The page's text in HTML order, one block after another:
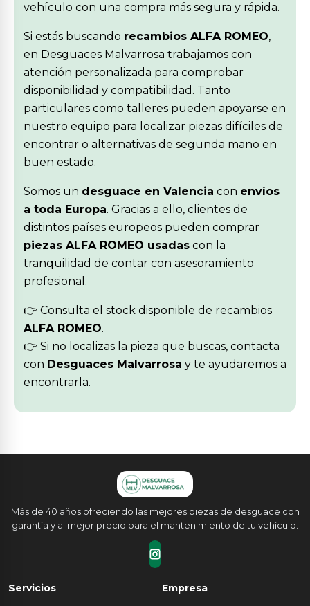
vehículo con una compra más segura y rápida.
Si estás buscando recambios ALFA ROMEO,
en Desguaces Malvarrosa trabajamos con
atención personalizada para comprobar
disponibilidad y compatibilidad. Tanto
particulares como talleres pueden apoyarse en
nuestro equipo para localizar piezas difíciles de
encontrar o alternativas de segunda mano en
buen estado.
Somos un desguace en Valencia con envíos
a toda Europa. Gracias a ello, clientes de
distintos países europeos pueden comprar
piezas ALFA ROMEO usadas con la
tranquilidad de contar con asesoramiento
profesional.
👉 Consulta el stock disponible de recambios
ALFA ROMEO.
👉 Si no localizas la pieza que buscas, contacta
con Desguaces Malvarrosa y te ayudaremos a
encontrarla.
Más de 40 años ofreciendo las mejores piezas de desguace con
garantía y al mejor precio para el mantenimiento de tu vehículo.
Servicios Empresa